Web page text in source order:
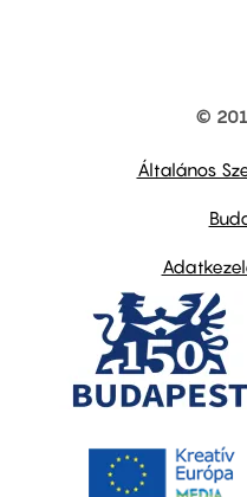
©
Általános